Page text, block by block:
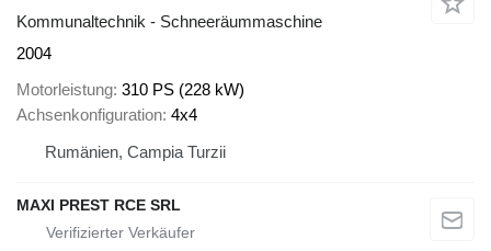
Kommunaltechnik - Schneeräummaschine
2004
Motorleistung 310 PS (228 kW)
Achsenkonfiguration 4x4
Rumänien, Campia Turzii
MAXI PREST RCE SRL